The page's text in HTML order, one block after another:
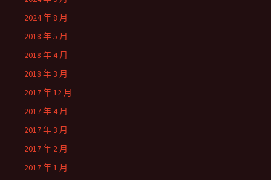
2024 年 8 月
2018 年 5 月
2018 年 4 月
2018 年 3 月
2017 年 12 月
2017 年 4 月
2017 年 3 月
2017 年 2 月
2017 年 1 月